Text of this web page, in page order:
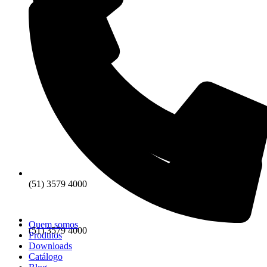
(51) 3579 4000
(51) 3579 4000
Quem somos
Produtos
Downloads
Catálogo